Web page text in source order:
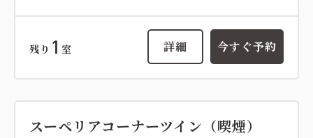
残り 1 室 詳細 今すぐ予約
スーペリアコーナーツイン（喫煙）